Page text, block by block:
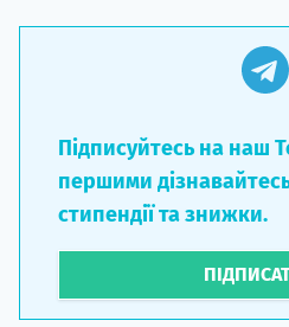
Підписуйтесь на наш
першими
стипендії та знижки.